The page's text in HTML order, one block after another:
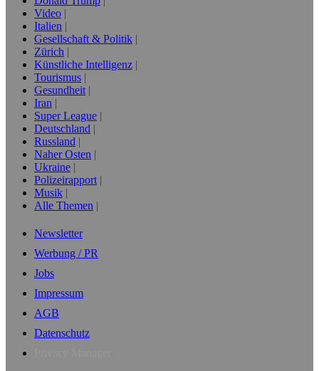
Video
Italien
Gesellschaft & Politik
Zürich
Künstliche Intelligenz
Tourismus
Gesundheit
Iran
Super League
Deutschland
Russland
Naher Osten
Ukraine
Polizeirapport
Musik
Alle Themen
Newsletter
Werbung / PR
Jobs
Impressum
AGB
Datenschutz